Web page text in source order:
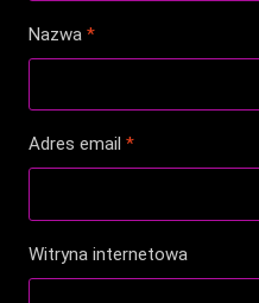
Nazwa*
Adres email*
Witryna internetowa